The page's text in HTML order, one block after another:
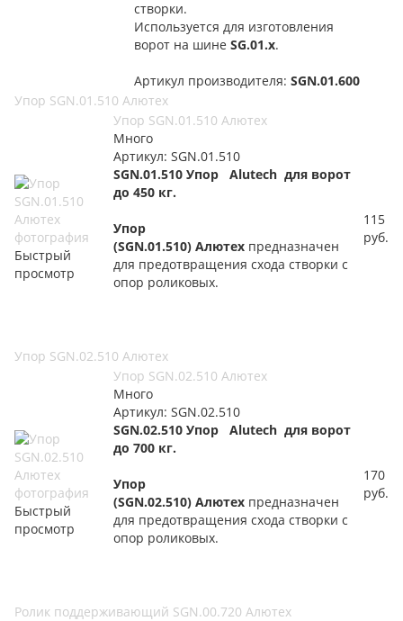
створки.
Используется для изготовления
ворот на шине SG.01.x.
Артикул производителя: SGN.01.600
Упор SGN.01.510 Алютех
Быстрый
просмотр
Упор SGN.01.510 Алютех
Много
Артикул: SGN.01.510
SGN.01.510 Упор Alutech для ворот
до 450 кг.
Упор
(SGN.01.510) Алютех предназначен
для предотвращения схода створки с
опор роликовых.
115
руб.
Упор SGN.02.510 Алютех
Быстрый
просмотр
Упор SGN.02.510 Алютех
Много
Артикул: SGN.02.510
SGN.02.510 Упор Alutech для ворот
до 700 кг.
Упор
(SGN.02.510) Алютех предназначен
для предотвращения схода створки с
опор роликовых.
170
руб.
Ролик поддерживающий SGN.00.720 Алютех